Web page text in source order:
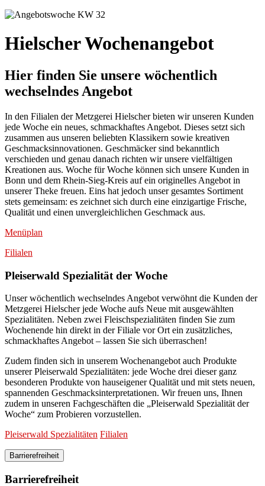
Hielscher Wochenangebot
Hier finden Sie unsere wöchentlich
wechselndes Angebot
In den Filialen der Metzgerei Hielscher bieten wir unseren Kunden
jede Woche ein neues, schmackhaftes Angebot. Dieses setzt sich
zusammen aus unseren beliebten Klassikern sowie kreativen
Geschmacksinnovationen. Geschmäcker sind bekanntlich
verschieden und genau danach richten wir unsere vielfältigen
Kreationen aus. Woche für Woche können sich unsere Kunden in
Bonn und dem Rhein-Sieg-Kreis auf ein originelles Angebot in
unserer Theke freuen. Eins hat jedoch unser gesamtes Sortiment
stets gemeinsam: es zeichnet sich durch eine einzigartige Frische,
Qualität und einen unvergleichlichen Geschmack aus.
Menüplan
Filialen
Pleiserwald Spezialität der Woche
Unser wöchentlich wechselndes Angebot verwöhnt die Kunden der
Metzgerei Hielscher jede Woche aufs Neue mit ausgewählten
Spezialitäten. Neben zwei Fleischspezialitäten finden Sie zum
Wochenende hin direkt in der Filiale vor Ort ein zusätzliches,
schmackhaftes Angebot – lassen Sie sich überraschen!
Zudem finden sich in unserem Wochenangebot auch Produkte
unserer Pleiserwald Spezialitäten: jede Woche drei dieser ganz
besonderen Produkte von hauseigener Qualität und mit stets neuen,
spannenden Geschmacksinterpretationen. Wir freuen uns, Ihnen
zudem in unseren Fachgeschäften die „Pleiserwald Spezialität der
Woche“ zum Probieren vorzustellen.
Pleiserwald Spezialitäten Filialen
Barrierefreiheit
Barrierefreiheit